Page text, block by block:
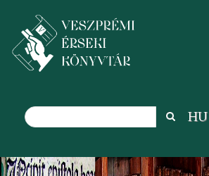
Ugrás
Search
Search HU